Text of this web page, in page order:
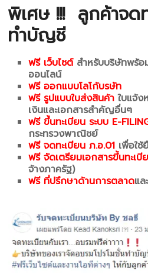
พิเศษ !!! ลูกค้าจด
ทำบัญชี
ฟรี เว็บไซต์สำหรับบริษัทพร้อ
ออนไลน์
ฟรี ออกแบบโลโก้บรษัท
ฟรี รูปแบบใบส่งสินค้า ใบแจ้ง
เงินและเอกสารสำคัญอื่นๆ
ฟรี ขึ้นทะเบียน ระบบ E-
กระทรวงพาณิชย์
ฟรี จดทะเบียน ภ.อ.01 เพื่อใ
ฟรี จัดเตรียมเอกสารขึ้นทะเบี
จ้างภาครัฐ)
ฟรี ที่ปรึกษาด้านการตลาดแล